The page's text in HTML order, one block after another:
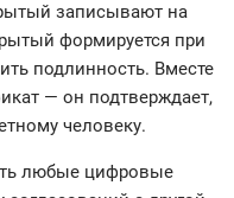
записывают на
формируется при
подлинность. Вместе
— он подтверждает,
человеку.
любые цифровые